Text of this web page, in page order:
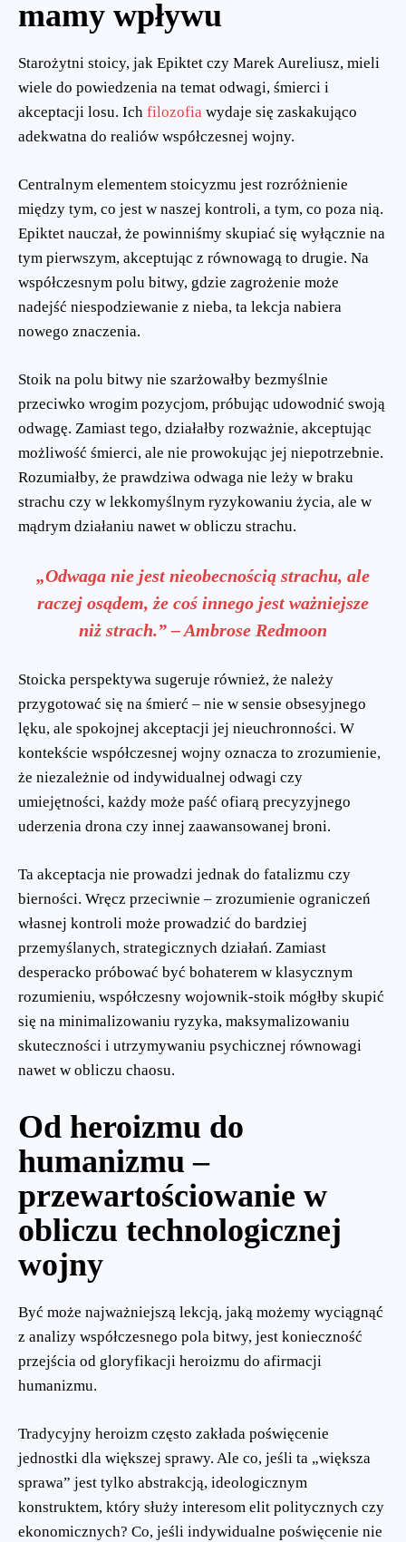
mamy wpływu
Starożytni stoicy, jak Epiktet czy Marek Aureliusz, mieli
wiele do powiedzenia na temat odwagi, śmierci i
akceptacji losu. Ich filozofia wydaje się zaskakująco
adekwatna do realiów współczesnej wojny.
Centralnym elementem stoicyzmu jest rozróżnienie
między tym, co jest w naszej kontroli, a tym, co poza nią.
Epiktet nauczał, że powinniśmy skupiać się wyłącznie na
tym pierwszym, akceptując z równowagą to drugie. Na
współczesnym polu bitwy, gdzie zagrożenie może
nadejść niespodziewanie z nieba, ta lekcja nabiera
nowego znaczenia.
Stoik na polu bitwy nie szarżowałby bezmyślnie
przeciwko wrogim pozycjom, próbując udowodnić swoją
odwagę. Zamiast tego, działałby rozważnie, akceptując
możliwość śmierci, ale nie prowokując jej niepotrzebnie.
Rozumiałby, że prawdziwa odwaga nie leży w braku
strachu czy w lekkomyślnym ryzykowaniu życia, ale w
mądrym działaniu nawet w obliczu strachu.
„Odwaga nie jest nieobecnością strachu, ale
raczej osądem, że coś innego jest ważniejsze
niż strach.” – Ambrose Redmoon
Stoicka perspektywa sugeruje również, że należy
przygotować się na śmierć – nie w sensie obsesyjnego
lęku, ale spokojnej akceptacji jej nieuchronności. W
kontekście współczesnej wojny oznacza to zrozumienie,
że niezależnie od indywidualnej odwagi czy
umiejętności, każdy może paść ofiarą precyzyjnego
uderzenia drona czy innej zaawansowanej broni.
Ta akceptacja nie prowadzi jednak do fatalizmu czy
bierności. Wręcz przeciwnie – zrozumienie ograniczeń
własnej kontroli może prowadzić do bardziej
przemyślanych, strategicznych działań. Zamiast
desperacko próbować być bohaterem w klasycznym
rozumieniu, współczesny wojownik-stoik mógłby skupić
się na minimalizowaniu ryzyka, maksymalizowaniu
skuteczności i utrzymywaniu psychicznej równowagi
nawet w obliczu chaosu.
Od heroizmu do
humanizmu –
przewartościowanie w
obliczu technologicznej
wojny
Być może najważniejszą lekcją, jaką możemy wyciągnąć
z analizy współczesnego pola bitwy, jest konieczność
przejścia od gloryfikacji heroizmu do afirmacji
humanizmu.
Tradycyjny heroizm często zakłada poświęcenie
jednostki dla większej sprawy. Ale co, jeśli ta „większa
sprawa” jest tylko abstrakcją, ideologicznym
konstruktem, który służy interesom elit politycznych czy
ekonomicznych? Co, jeśli indywidualne poświęcenie nie